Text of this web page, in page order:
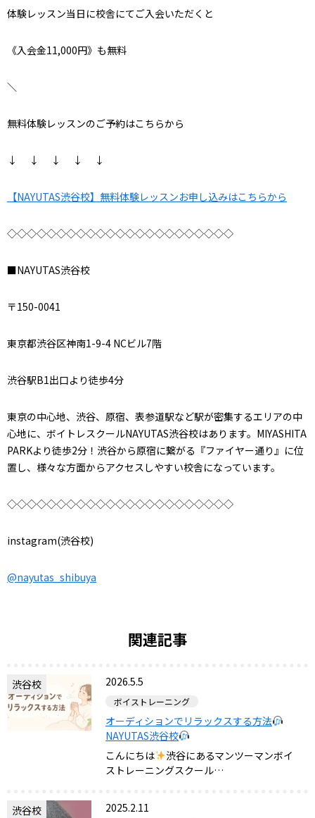
体験レッスン当日に校舎にてご入会いただくと
《入会金11,000円》も無料
＼
無料体験レッスンのご予約はこちらから
↓ ↓ ↓ ↓ ↓
【NAYUTAS渋谷校】無料体験レッスンお申し込みはこちらから
◇◇◇◇◇◇◇◇◇◇◇◇◇◇◇◇◇◇◇◇◇◇◇
■NAYUTAS渋谷校
〒150-0041
東京都渋谷区神南1-9-4 NCビル7階
渋谷駅B1出口より徒歩4分
東京の中心地、渋谷、原宿、表参道駅など駅が密集するエリアの中
心地に、ボイトレスクールNAYUTAS渋谷校はあります。MIYASHITA
PARKより徒歩2分！渋谷から原宿に繋がる『ファイヤー通り』に位
置し、様々な方面からアクセスしやすい校舎になっています。
◇◇◇◇◇◇◇◇◇◇◇◇◇◇◇◇◇◇◇◇◇◇◇
instagram(渋谷校)
@nayutas_shibuya
関連記事
渋谷校 2026.5.5
ボイストレーニング
オーディションでリラックスする方法
NAYUTAS渋谷校
こんにちは
渋谷にあるマンツーマンボイ
ストレーニングスクール…
渋谷校 2025.2.11